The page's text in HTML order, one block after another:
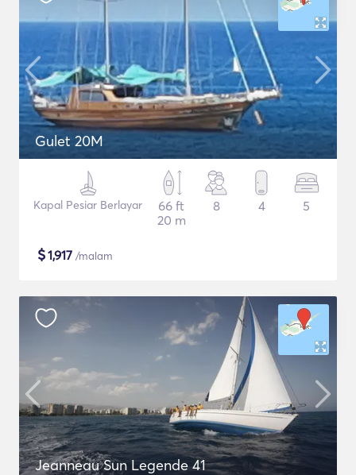
Gulet 20M
Kapal Pesiar Berlayar
66 ft
20 m
8 4 5
$1,917 /malam
Jeanneau Sun Legende 41